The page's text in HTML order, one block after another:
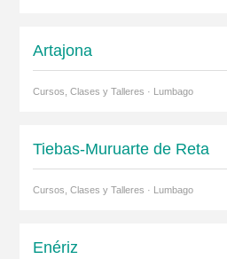
Artajona
Cursos, Clases y Talleres · Lumbago
Tiebas-Muruarte de Reta
Cursos, Clases y Talleres · Lumbago
Enériz